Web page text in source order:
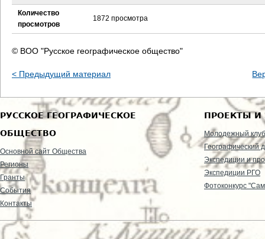
Количество
просмотров
1872 просмотра
© ВОО "Русское географическое общество"
< Предыдущий материал
РУССКОЕ ГЕОГРАФИЧЕСКОЕ
ОБЩЕСТВО
Основной сайт Общества
Регионы
Гранты
События
Контакты
ПРОЕКТЫ И
Молодежный клуб
Географический
Экспедиции и
Экспедиции РГО
Фотоконкурс